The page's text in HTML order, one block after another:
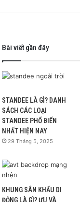
Bài viết gần đây
STANDEE LÀ GÌ? DANH
SÁCH CÁC LOẠI
STANDEE PHỔ BIẾN
NHẤT HIỆN NAY
29 Tháng 5, 2025
KHUNG SÂN KHẤU DI
ĐỘNG LÀ GÌ? ƯU VÀ